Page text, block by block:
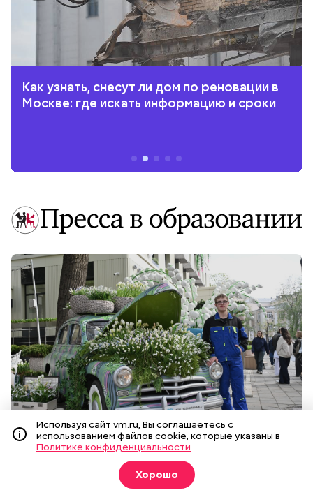
Как узнать, снесут ли дом по реновации в
Москве: где искать информацию и сроки
Поликлиника встречает «ландышевым садом»
Студенты показали эмоции через технологии
Используя сайт vm.ru, Вы соглашаетесь с
использованием файлов cookie, которые указаны в
Политике конфиденциальности
Хорошо